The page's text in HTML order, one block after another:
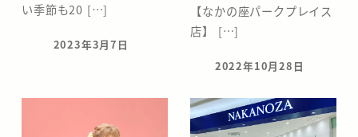
い季節も20 […]
投稿日
2023年3月7日
【なかの座パークプレイス
店】 […]
投稿日
2022年10月28日